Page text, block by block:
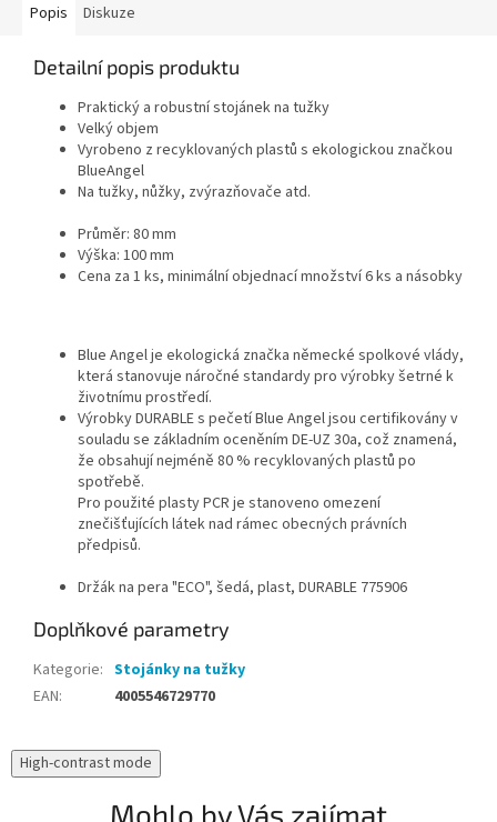
Popis Diskuze
Detailní popis produktu
Praktický a robustní stojánek na tužky
Velký objem
Vyrobeno z recyklovaných plastů s ekologickou značkou
BlueAngel
Na tužky, nůžky, zvýrazňovače atd.
Průměr: 80 mm
Výška: 100 mm
Cena za 1 ks, minimální objednací množství 6 ks a násobky
Blue Angel je ekologická značka německé spolkové vlády,
která stanovuje náročné standardy pro výrobky šetrné k
životnímu prostředí.
Výrobky DURABLE s pečetí Blue Angel jsou certifikovány v
souladu se základním oceněním DE-UZ 30a, což znamená,
že obsahují nejméně 80 % recyklovaných plastů po
spotřebě.
Pro použité plasty PCR je stanoveno omezení
znečišťujících látek nad rámec obecných právních
předpisů.
Držák na pera "ECO", šedá, plast, DURABLE 775906
Doplňkové parametry
Kategorie: Stojánky na tužky
EAN: 4005546729770
High-contrast mode
Mohlo by Vás zajímat